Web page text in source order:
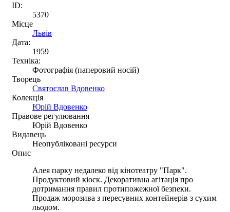
ID:
5370
Місце
Львів
Дата:
1959
Техніка:
Фотографія (паперовий носій)
Творець
Святослав Вдовенко
Колекція
Юрій Вдовенко
Правове регулювання
Юрій Вдовенко
Видавець
Неопубліковані ресурси
Опис
Алея парку недалеко від кінотеатру "Парк".
Продуктовий кіоск. Декоративна агітація про
дотримання правил протипожежної безпеки.
Продаж морозива з пересувних контейнерів з сухим
льодом.